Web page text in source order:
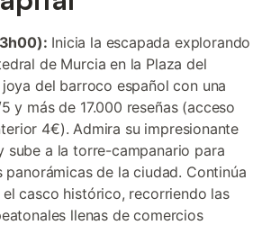
Inicia la escapada explorando
de Murcia en la Plaza del
del barroco español con una
y más de 17.000 reseñas (acceso
4€). Admira su impresionante
sube a la torre-campanario para
de la ciudad. Continúa
casco histórico, recorriendo las
llenas de comercios